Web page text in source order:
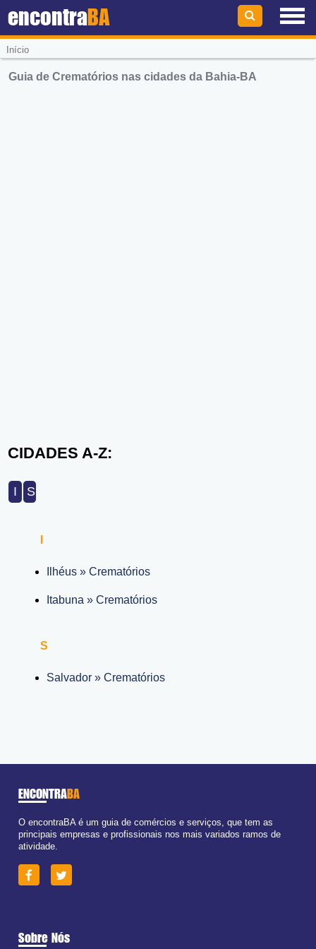
encontraBA
Início
Guia de Crematórios nas cidades da Bahia-BA
CIDADES A-Z:
I S
Ilhéus » Crematórios
Itabuna » Crematórios
S
Salvador » Crematórios
ENCONTRABA
O encontraBA é um guia de comércios e serviços, que tem as
principais empresas e profissionais nos mais variados ramos de
atividade.
Sobre Nós